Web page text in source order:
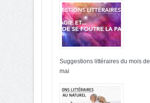
Suggestions littéraires du mois de
mai